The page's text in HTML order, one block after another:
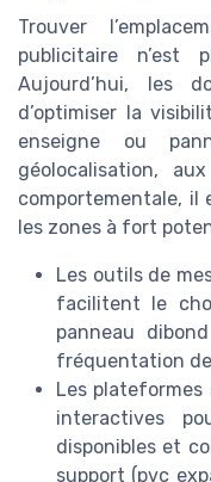
Trouver
publicitaire n’est
Aujourd’hui, les
d’optimiser la
enseigne ou
géolocalisation,
comportementale, il
les zones à fort
Les outils de
facilitent le
panneau
fréquentation
Les plateformes
interactives
disponibles et
support (pvc